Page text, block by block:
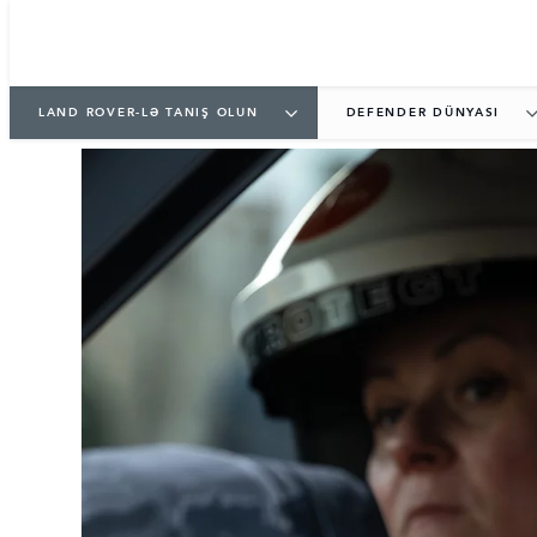
LAND ROVER-LƏ TANIŞ OLUN DEFENDER DÜNYASI